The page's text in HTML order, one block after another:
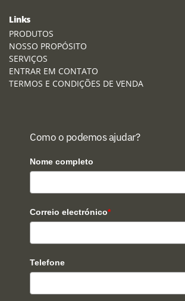
Links
PRODUTOS
NOSSO PROPÓSITO
SERVIÇOS
ENTRAR EM CONTATO
TERMOS E CONDIÇÕES DE VENDA
Como o podemos ajudar?
Nome completo
Correio electrónico*
Telefone